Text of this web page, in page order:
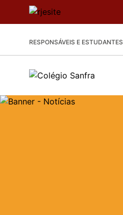
RESPONSÁVEIS E ESTUDANTES